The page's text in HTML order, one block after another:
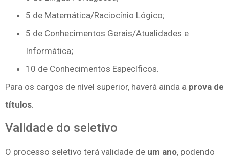
5 de Matemática/Raciocínio Lógico;
5 de Conhecimentos Gerais/Atualidades e
Informática;
10 de Conhecimentos Específicos.
Para os cargos de nível superior, haverá ainda a prova de
títulos
Validade do seletivo
O processo seletivo terá validade de um ano, podendo